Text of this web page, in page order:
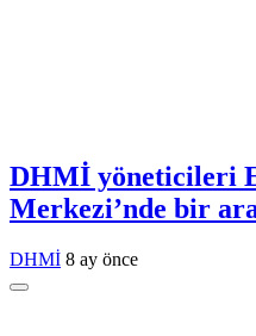
DHMİ yöneticileri
Merkezi’nde bir
DHMİ 8 ay önce